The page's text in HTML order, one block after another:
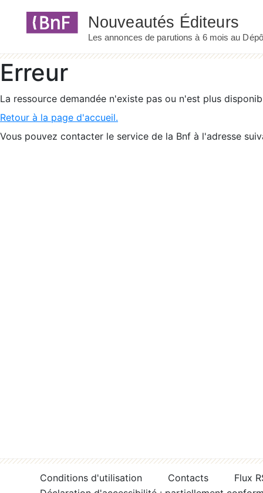
Erreur
La ressource demandée n'existe pas ou n'est plus
Retour à la page d'accueil.
Vous pouvez contacter le service de la Bnf à l'adresse
Conditions d'utilisation Contacts
Flux